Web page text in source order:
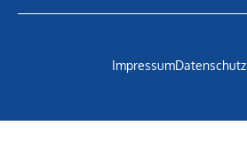
ImpressumDatenschutz